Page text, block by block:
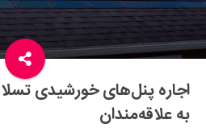
رستوران گردی
آشپزی
سفر و گردشگری
ایران گردی
جهان گردی
اجاره پنل‌های خورشیدی
به علاقه‌مندان